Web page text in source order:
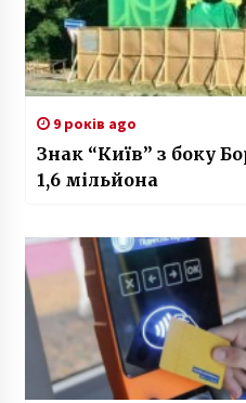
9 років ago
Знак “Київ” з боку
1,6 мільйона